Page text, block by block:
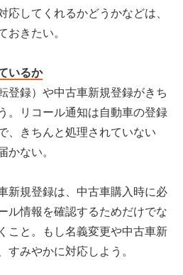
応してくれるかどうかなどは、
おきたい。
いるか
登録）や中古車新規登録がきち
。リコール通知は自動車の登録
、きちんと処理されていない
かない。
新規登録は、中古車購入時に必
ル情報を確認するためだけでな
こと。もし名義変更や中古車新
すみやかに対応しよう。